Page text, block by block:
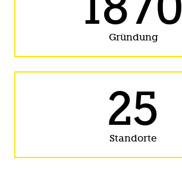
Gründung
25
Standorte